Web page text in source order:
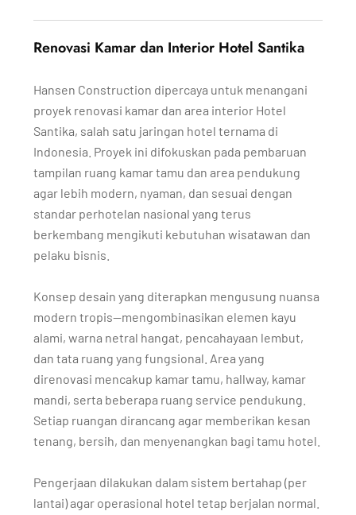
Renovasi Kamar dan Interior Hotel Santika
Hansen Construction dipercaya untuk menangani
proyek renovasi kamar dan area interior Hotel
Santika, salah satu jaringan hotel ternama di
Indonesia. Proyek ini difokuskan pada pembaruan
tampilan ruang kamar tamu dan area pendukung
agar lebih modern, nyaman, dan sesuai dengan
standar perhotelan nasional yang terus
berkembang mengikuti kebutuhan wisatawan dan
pelaku bisnis.
Konsep desain yang diterapkan mengusung nuansa
modern tropis—mengombinasikan elemen kayu
alami, warna netral hangat, pencahayaan lembut,
dan tata ruang yang fungsional. Area yang
direnovasi mencakup kamar tamu, hallway, kamar
mandi, serta beberapa ruang service pendukung.
Setiap ruangan dirancang agar memberikan kesan
tenang, bersih, dan menyenangkan bagi tamu hotel.
Pengerjaan dilakukan dalam sistem bertahap (per
lantai) agar operasional hotel tetap berjalan normal.